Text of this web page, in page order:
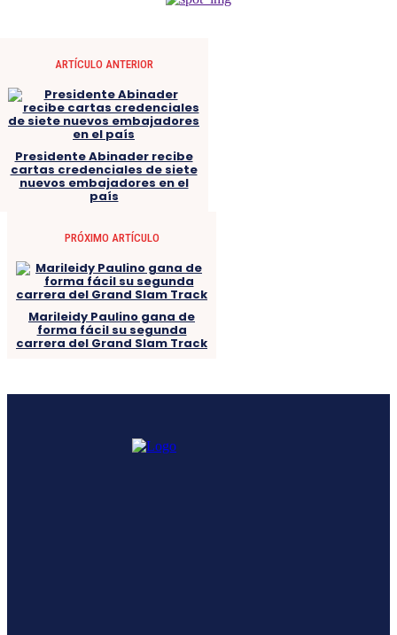
ARTÍCULO ANTERIOR
Presidente Abinader recibe
cartas credenciales de siete
nuevos embajadores en el
país
PRÓXIMO ARTÍCULO
Marileidy Paulino gana de
forma fácil su segunda
carrera del Grand Slam Track